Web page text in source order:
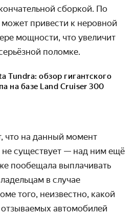
сборкой. По
привести к неровной
мощности, что увеличит
поломке.
Tundra: обзор гигантского
на базе Land Cruiser 300
что на данный момент
существует — над ним ещё
пообещала выплачивать
в случае
того, неизвестно, какой
автомобилей